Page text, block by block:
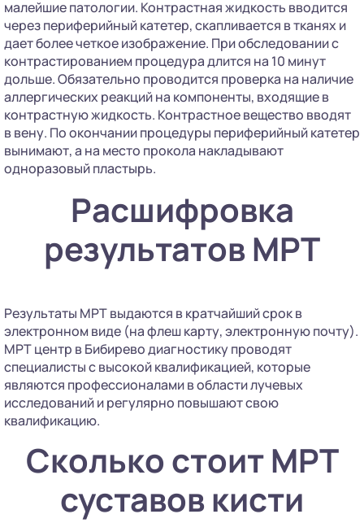
малейшие патологии. Контрастная жидкость вводится
через периферийный катетер, скапливается в тканях и
дает более четкое изображение. При обследовании с
контрастированием процедура длится на 10 минут
дольше. Обязательно проводится проверка на наличие
аллергических реакций на компоненты, входящие в
контрастную жидкость. Контрастное вещество вводят
в вену. По окончании процедуры периферийный катетер
вынимают, а на место прокола накладывают
одноразовый пластырь.
Расшифровка
результатов МРТ
Результаты МРТ выдаются в кратчайший срок в
электронном виде (на флеш карту, электронную почту).
МРТ центр в Бибирево диагностику проводят
специалисты с высокой квалификацией, которые
являются профессионалами в области лучевых
исследований и регулярно повышают свою
квалификацию.
Сколько стоит МРТ
суставов кисти